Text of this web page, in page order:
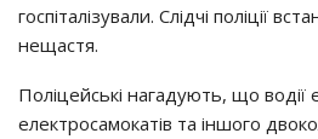
госпіталізували. Слідчі поліції
нещастя.
Поліцейські нагадують, що водії
електросамокатів та іншого